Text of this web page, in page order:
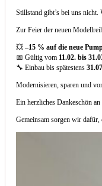
Stillstand gibt’s bei uns
Zur Feier der neuen
💥–15 % auf die neue
📅 Gültig vom 11.02. bis
🔧 Einbau bis spätestens
Modernisieren, sparen und
Ein herzliches Dankeschön
Gemeinsam sorgen wir